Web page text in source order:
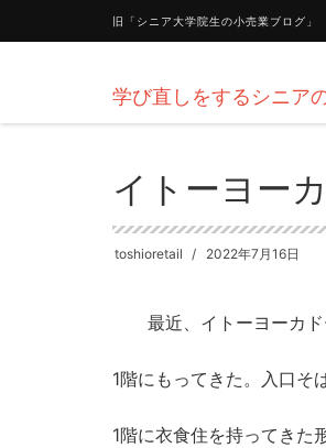
旧「シニア大学院生の小売業ブログ」
学び直しをするシニア
HOME 企業 イトーヨーカド
イトーヨー
toshioretail 2022年7月16日
最近、イトーヨーカド
1階にもってきた。入口そ
1階に衣食住を持ってきた